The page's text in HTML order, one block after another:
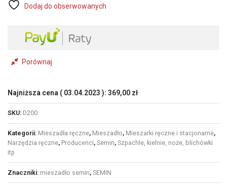
z
Dodaj do obserwowanych
Porównaj
Najniższa cena ( 03.04.2023 ): 369,00 zł
SKU: D200
Kategorii: Mieszadła ręczne, Mieszadło, Mieszarki ręczne i stacjonarne,
Narzędzia ręczne, Producenci, Semin, Szpachle, kielnie, noże, blichówki
itp
Znaczniki: mieszadło semin, SEMIN